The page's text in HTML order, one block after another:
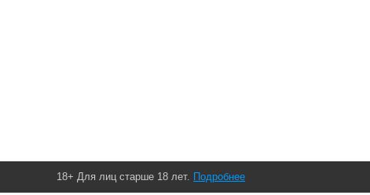
18+ Для лиц старше 18 лет. Подробнее